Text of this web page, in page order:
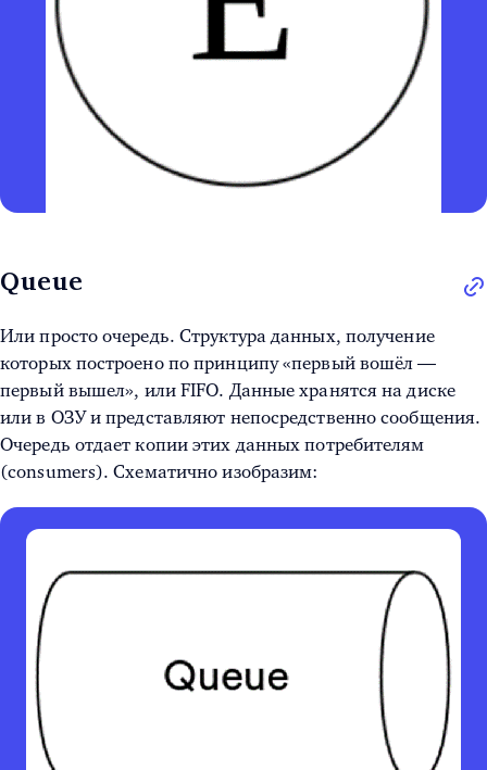
Queue
Или просто очередь. Структура данных, получение
которых построено по принципу «первый вошёл —
первый вышел», или FIFO. Данные хранятся на диске
или в ОЗУ и представляют непосредственно сообщения.
Очередь отдает копии этих данных потребителям
(consumers). Схематично изобразим: